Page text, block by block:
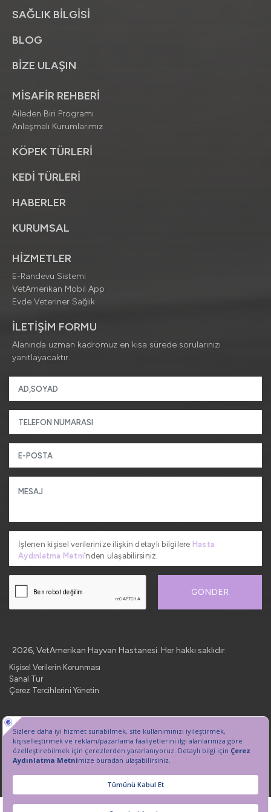
SAĞLIK BİLGİSİ
BLOG
BİZE ULAŞIN
MİSAFİR REHBERİ
Aileden Biri Programı
Anlaşmalı Kurumlarımız
KÖPEK TÜRLERİ
KEDİ TÜRLERİ
HABERLER
KURUMSAL
HİZMETLER
E-Randevu Sistemi
VetAmerikan Mobil App
Evde Veteriner Sağlık
İLETİŞİM FORMU
Alanında uzman kadromuz en kısa sürede sorularınızı
yanıtlayacaktır.
İşlenen kişisel verilerinize ilişkin detaylı bilgilere Hasta
Aydınlatma Metni’nden ulaşabilirsiniz.
GÖNDER
2026, VetAmerikan Hayvan Hastanesi. Her hakkı saklıdır.
Kişisel Verilerin Korunması
Sanal Tur
Çerez Tercihlerini Yönetin